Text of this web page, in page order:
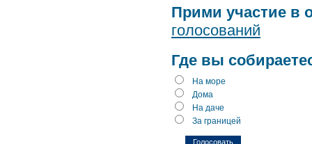
Прими участие в
голосований
Где вы
На море
Дома
На даче
За границей